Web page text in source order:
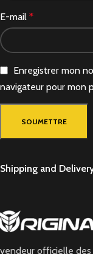
E-mail *
Enregistrer mon
navigateur pour mon
Shipping and
vendeur officielle des